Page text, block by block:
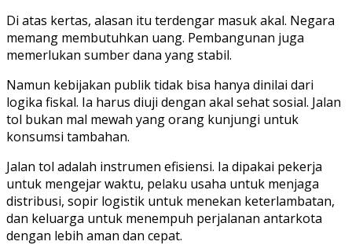
Di atas kertas, alasan itu terdengar masuk akal. Negara
memang membutuhkan uang. Pembangunan juga
memerlukan sumber dana yang stabil.
Namun kebijakan publik tidak bisa hanya dinilai dari
logika fiskal. Ia harus diuji dengan akal sehat sosial. Jalan
tol bukan mal mewah yang orang kunjungi untuk
konsumsi tambahan.
Jalan tol adalah instrumen efisiensi. Ia dipakai pekerja
untuk mengejar waktu, pelaku usaha untuk menjaga
distribusi, sopir logistik untuk menekan keterlambatan,
dan keluarga untuk menempuh perjalanan antarkota
dengan lebih aman dan cepat.